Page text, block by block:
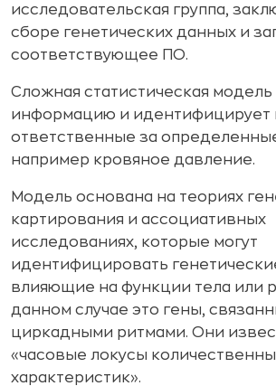
исследовательская группа,
сборе генетических данных и
соответствующее ПО.
Сложная статистическая
информацию и идентифицирует
ответственные за
например кровяное давление.
Модель основана на теориях
картирования и ассоциативных
исследованиях, которые могут
идентифицировать
влияющие на функции тела или
данном случае это гены,
циркадными ритмами. Они
«часовые локусы
характеристик».